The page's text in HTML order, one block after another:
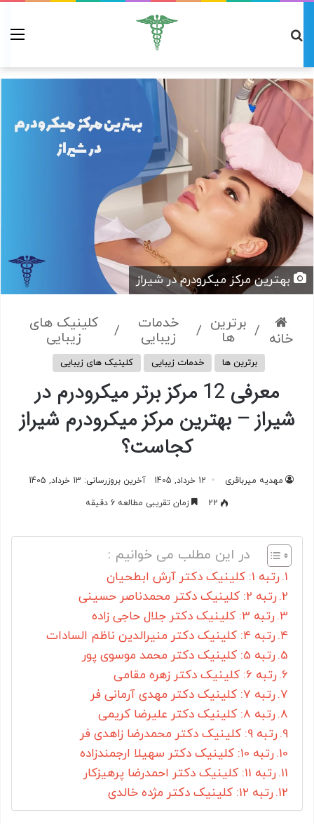
بهترین مرکز میکرودرم در شیراز
خانه / برترین
ها / خدمات
زیبایی / کلینیک های
زیبایی
برترین ها خدمات زیبایی کلینیک های زیبایی
معرفی 12 مرکز برتر میکرودرم در
شیراز – بهترین مرکز میکرودرم شیراز
کجاست؟
مهدیه میرباقری 12 خرداد, 1405
آخرین بروزرسانی: 13 خرداد, 1405
22
زمان تقریبی مطالعه 6 دقیقه
در این مطلب می خوانیم :
رتبه 1: کلینیک دکتر آرش ابطحیان
رتبه 2: کلینیک دکتر محمدناصر حسینی
رتبه 3: کلینیک دکتر جلال حاجی زاده
رتبه 4: کلینیک دکتر منیرالدین ناظم السادات
رتبه 5: کلینیک دکتر محمد موسوی پور
رتبه 6: کلینیک دکتر زهره مقامی
رتبه 7: کلینیک دکتر مهدی آرمانی فر
رتبه 8: کلینیک دکتر علیرضا کریمی
رتبه 9: کلینیک دکتر محمدرضا زاهدی فر
رتبه 10: کلینیک دکتر سهیلا ارجمندزاده
رتبه 11: کلینیک دکتر احمدرضا پرهیزکار
رتبه 12: کلینیک دکتر مژده خالدی